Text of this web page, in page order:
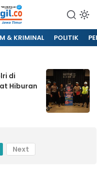
& KRIMINAL POLITIK
di
Hiburan
Next